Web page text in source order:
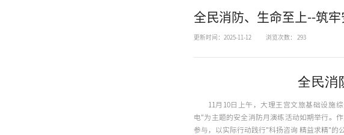
全民消防、生命至上--筑牢
更新时间：2025-11-12 浏览次数： 293
全民消
11月10日上午，大理王宫文旅基础设施
电"为主题的安全消防月演练活动如期举行。
参与，以实际行动践行"科扬咨询 精益求精"的